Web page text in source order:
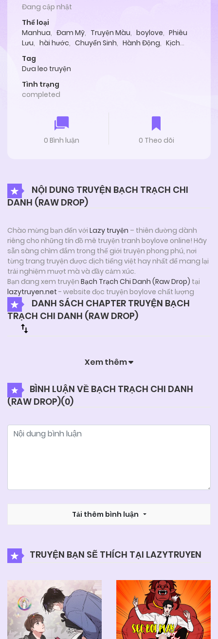
Đang cập nhật
Thể loại
Manhua, Đam Mỹ, Truyện Màu, boylove, Phiêu
Lưu, hài hước, Chuyển Sinh, Hành Động, Kịch
Tag
Dưa leo truyện
Tình trạng
completed
0 Bình luận 0 Theo dõi
NỘI DUNG TRUYỆN BẠCH TRẠCH CHI
DANH (RAW DROP)
Chào mừng bạn đến với Lazy truyện – thiên đường dành
riêng cho những tín đồ mê truyện tranh boylove online! Hãy
sẵn sàng chìm đắm trong thế giới truyện phong phú, nơi
từng trang truyện được dịch tiếng việt hay nhất để mang lại
trải nghiệm mượt mà và đầy cảm xúc.
Bạn đang xem truyện Bạch Trạch Chi Danh (Raw Drop) tại
lazytruyen.net - website đọc truyện boylove chất lượng
DANH SÁCH CHAPTER TRUYỆN BẠCH
TRẠCH CHI DANH (RAW DROP)
Xem thêm
BÌNH LUẬN VỀ BẠCH TRẠCH CHI DANH
(RAW DROP)(0)
Tải thêm bình luận
TRUYỆN BẠN SẼ THÍCH TẠI LAZYTRUYEN